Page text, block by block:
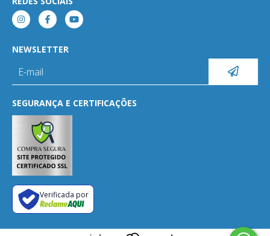
NEWSLETTER
SEGURANÇA E CERTIFICAÇÕES
Verificada por